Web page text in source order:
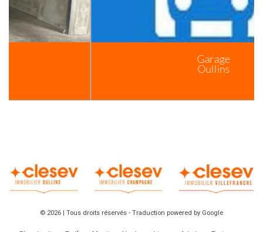
© 2026 | Tous droits réservés - Traduction powered by Google